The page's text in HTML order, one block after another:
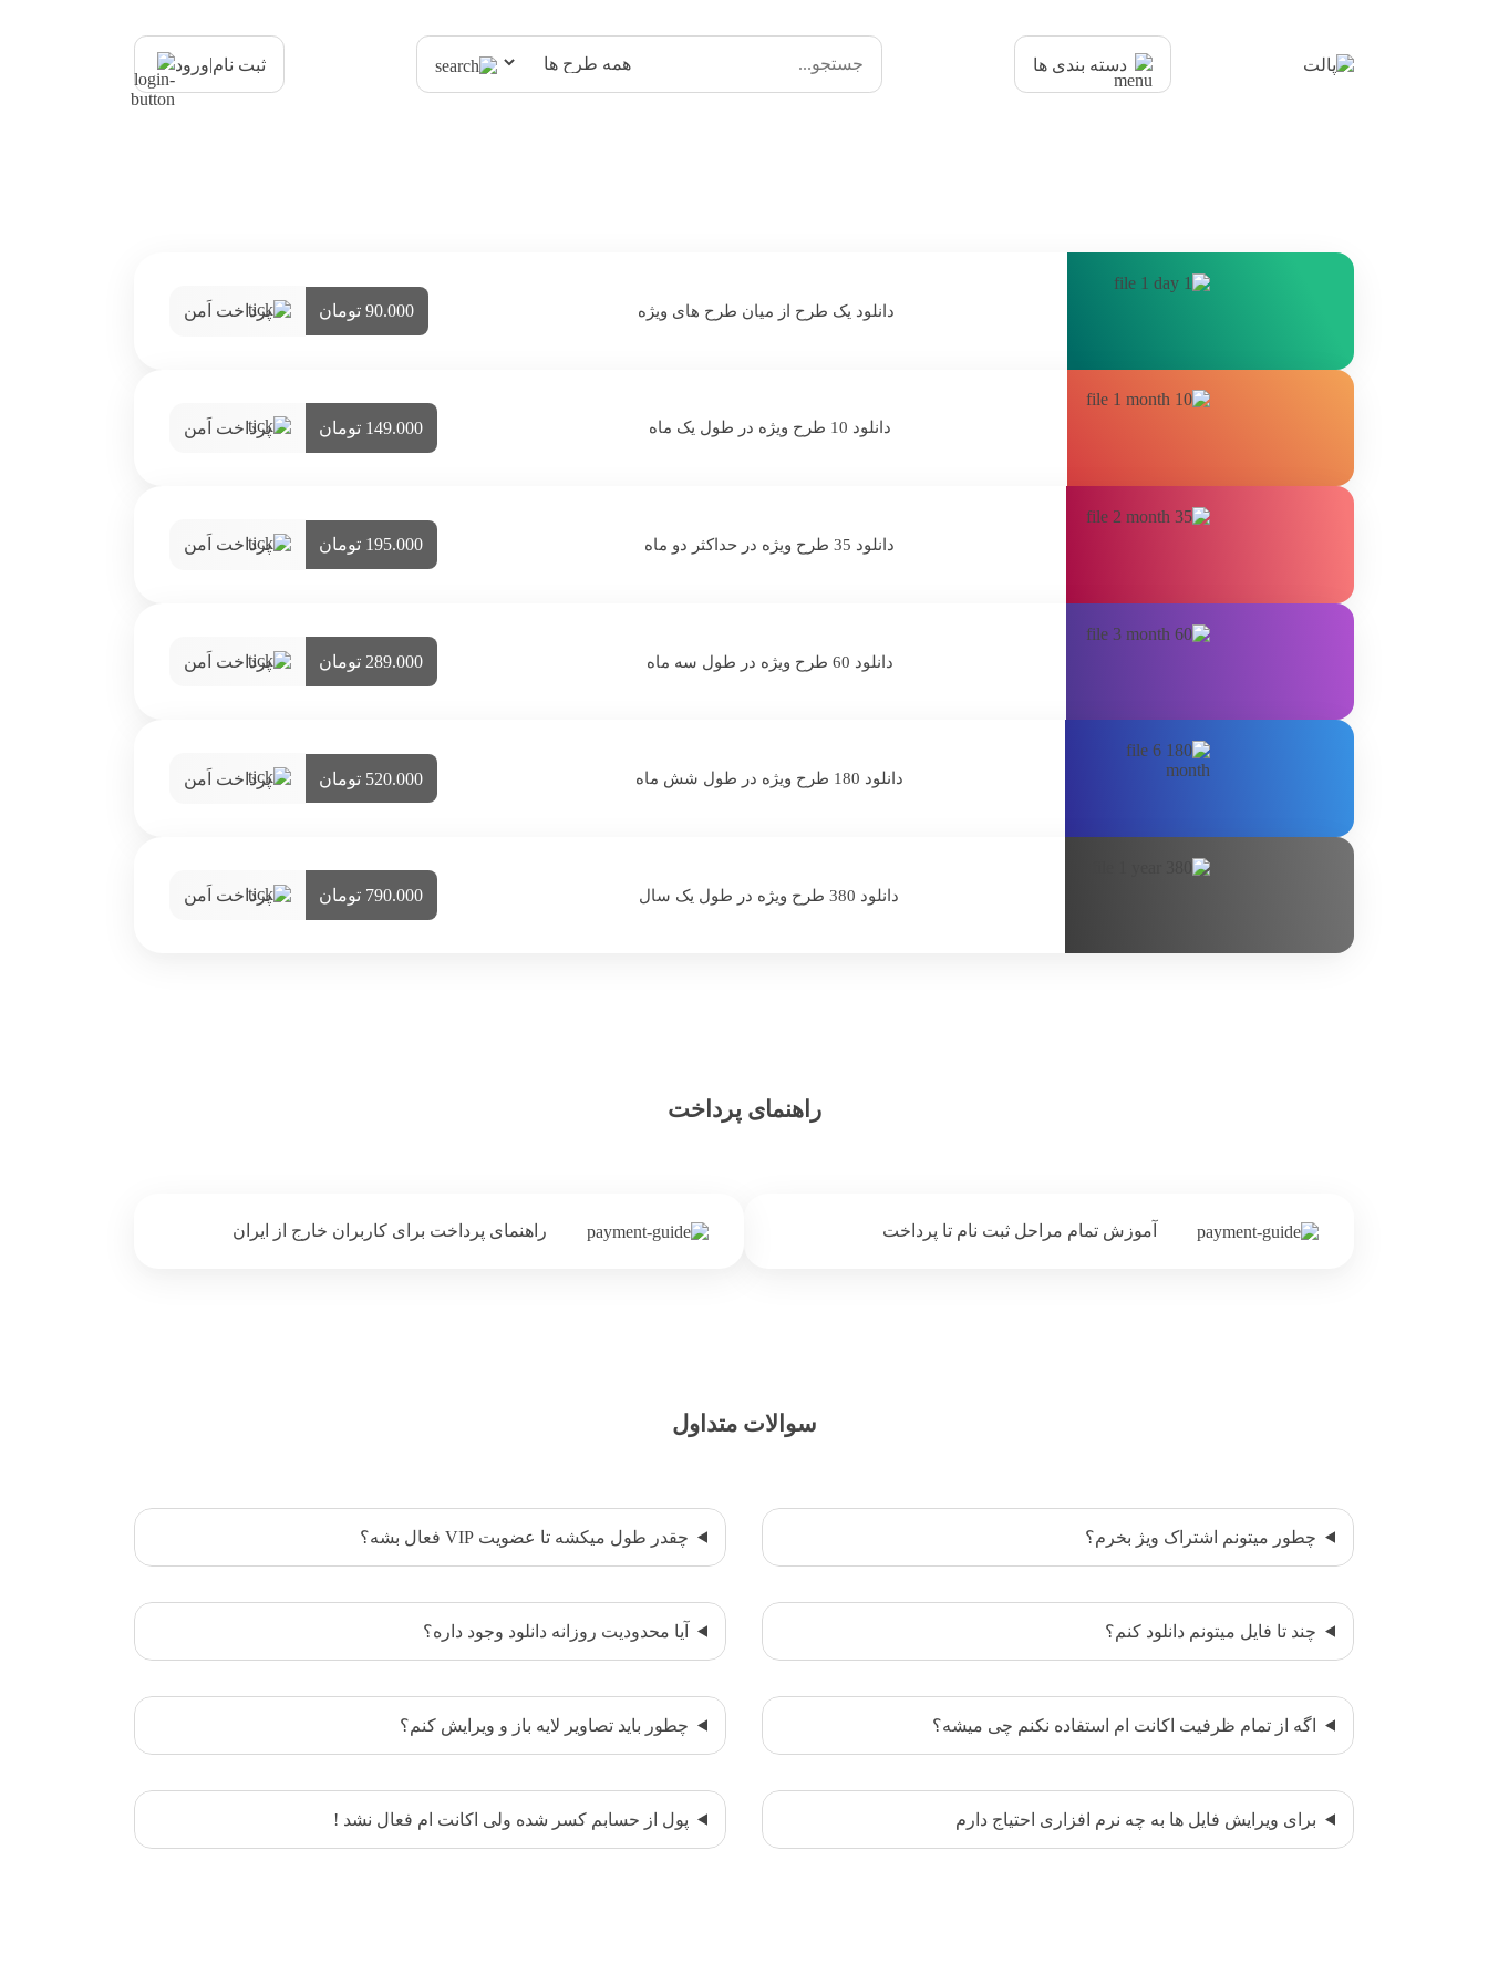
دسته بندی ها ثبت نام|ورود
دانلود یک طرح از میان طرح های ویژه 90.000 تومان پرداخت اَمن
دانلود 10 طرح ویژه در طول یک ماه 149.000 تومان پرداخت اَمن
دانلود 35 طرح ویژه در حداکثر دو ماه 195.000 تومان پرداخت اَمن
دانلود 60 طرح ویژه در طول سه ماه 289.000 تومان پرداخت اَمن
دانلود 180 طرح ویژه در طول شش ماه 520.000 تومان پرداخت اَمن
دانلود 380 طرح ویژه در طول یک سال 790.000 تومان پرداخت اَمن
راهنمای پرداخت
آموزش تمام مراحل ثبت نام تا پرداخت راهنمای پرداخت برای کاربران خارج از ایران
سوالات متداول
چطور میتونم اشتراک ویژ بخرم؟ چقدر طول میکشه تا عضویت VIP فعال بشه؟
چند تا فایل میتونم دانلود کنم؟ آیا محدودیت روزانه دانلود وجود داره؟
اگه از تمام ظرفیت اکانت ام استفاده نکنم چی میشه؟ چطور باید تصاویر لایه باز و ویرایش کنم؟
برای ویرایش فایل ها به چه نرم افزاری احتیاج دارم پول از حسابم کسر شده ولی اکانت ام فعال نشد !